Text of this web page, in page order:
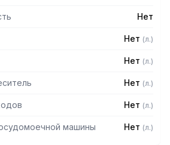
Нет
Нет (л.)
Нет (л.)
Нет (л.)
Нет (л.)
машины Нет (л.)